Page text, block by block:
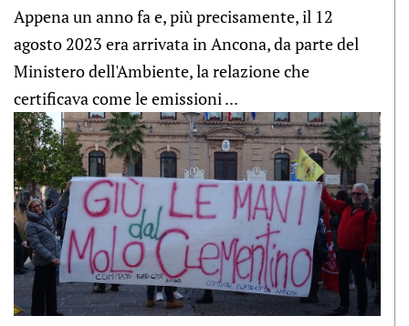
Appena un anno fa e, più precisamente, il 12
agosto 2023 era arrivata in Ancona, da parte del
Ministero dell'Ambiente, la relazione che
certificava come le emissioni ...